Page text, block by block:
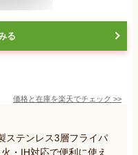
る
価格と在庫を楽天でチェック >>
ステンレス3層フライパ
・IH対応で便利に使え